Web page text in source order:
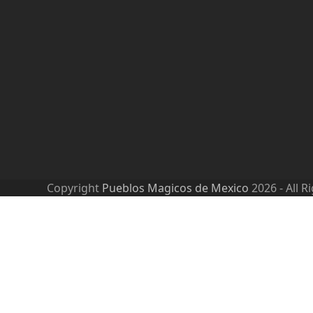
Copyright Pueblos Magicos de Mexico 2026 - All